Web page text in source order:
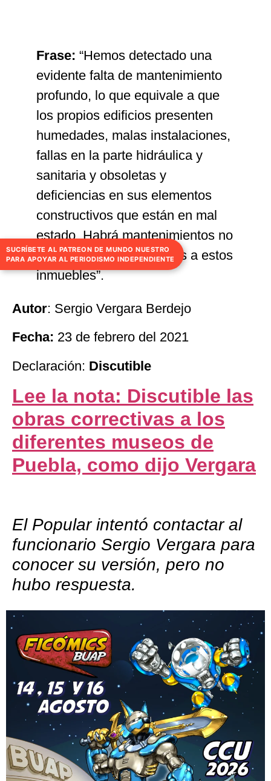
Frase: “Hemos detectado una
evidente falta de mantenimiento
profundo, lo que equivale a que
los propios edificios presenten
humedades, malas instalaciones,
fallas en la parte hidráulica y
sanitaria y obsoletas y
deficiencias en sus elementos
constructivos que están en mal
estado. Habrá mantenimientos no
paliativos y no correctivos a estos
inmuebles”.
Autor: Sergio Vergara Berdejo
Fecha: 23 de febrero del 2021
Declaración: Discutible
Lee la nota: Discutible las
obras correctivas a los
diferentes museos de
Puebla, como dijo Vergara
El Popular intentó contactar al
funcionario Sergio Vergara para
conocer su versión, pero no
hubo respuesta.
SUCRÍBETE AL PATREON DE MUNDO NUESTRO
PARA APOYAR AL PERIODISMO INDEPENDIENTE